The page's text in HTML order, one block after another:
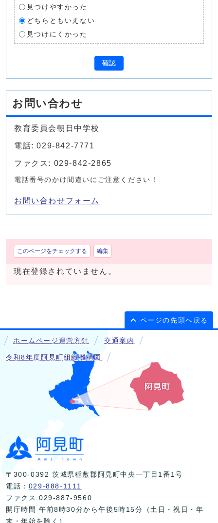
見つけやすかった
どちらともいえない
見つけにくかった
確認
お問い合わせ
教育委員会朝日中学校
電話: 029-842-7771
ファクス: 029-842-2865
電話番号のかけ間違いにご注意ください！
お問い合わせフォーム
このページをチェックする 編集
現在登録されていません。
ページの先頭へ戻る
ホームページ運営方針 交通案内
令和8年度阿見町組織機構図
〒300-0392 茨城県稲敷郡阿見町中央一丁目1番1号
電話： 029-888-1111
ファクス:029-887-9560
開庁時間 午前8時30分から午後5時15分（土日・祝日・年
末・年始を除く）